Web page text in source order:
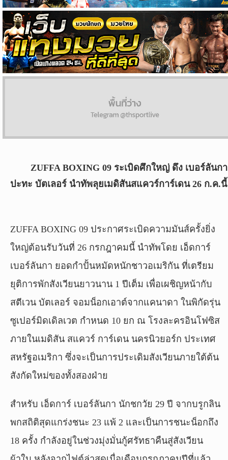
ZUFFA BOXING 09 ระเบิดศึกใหญ่ ดึง เบอร์ลันกา
ปะทะ บัตเลอร์ นำทัพลุยเมดิสันสแควร์การ์เดน 26 ก.ค.นี้
ZUFFA BOXING 09 ประกาศระเบิดความมันส์ครั้งยิ่ง
ใหญ่ต้อนรับวันที่ 26 กรกฎาคมนี้ นำทัพโดย เอ็ดการ์
เบอร์ลันกา ยอดกำปั้นหมัดหนักชาวอเมริกัน ที่เตรียม
ยุติการพักสังเวียนยาวนาน 1 ปีเต็ม เพื่อเผชิญหน้ากับ
สตีเวน บัตเลอร์ จอมน็อกเอาต์จากแคนาดา ในพิกัดรุ่น
ซูเปอร์มิดเดิลเวต กำหนด 10 ยก ณ โรงละครอินโฟซิส
ภายในเมดิสัน สแควร์ การ์เดน นครนิวยอร์ก ประเทศ
สหรัฐอเมริกา ซึ่งจะเป็นการประเดิมสังเวียนภายใต้ต้น
สังกัดใหม่ของทั้งสองฝ่าย
สำหรับ เอ็ดการ์ เบอร์ลันกา นักชกวัย 29 ปี จากบรูกลิน
พกสถิติสุดแกร่งชนะ 23 แพ้ 2 และเป็นการชนะน็อกถึง
18 ครั้ง กำลังอยู่ในช่วงมุ่งมั่นกู้ศรัทธาคืนสู่สังเวียน
แกล
ล
อรี่
สาว
งาม
ผล
©
rights
reserved.